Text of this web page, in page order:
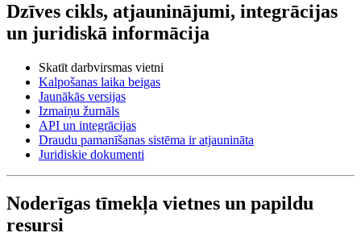
Dzīves cikls, atjauninājumi, integrācijas
un juridiskā informācija
Skatīt darbvirsmas vietni
Kalpošanas laika beigas
Jaunākās versijas
Izmaiņu žurnāls
API un integrācijas
Draudu pamanīšanas sistēma ir atjaunināta
Juridiskie dokumenti
Noderīgas tīmekļa vietnes un papildu
resursi